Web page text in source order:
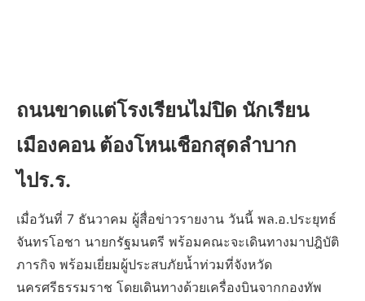
ถนนขาดแต่โรงเรียนไม่ปิด นักเรียน
เมืองคอน ต้องโหนเชือกสุดลำบาก
ไปร.ร.
เมื่อวันที่ 7 ธันวาคม ผู้สื่อข่าวรายงาน วันนี้ พล.อ.ประยุทธ์
จันทรโอชา นายกรัฐมนตรี พร้อมคณะจะเดินทางมาปฎิบัติ
ภารกิจ พร้อมเยี่ยมผู้ประสบภัยน้ำท่วมที่จังหวัด
นครศรีธรรมราช โดยเดินทางด้วยเครื่องบินจากกองทัพ